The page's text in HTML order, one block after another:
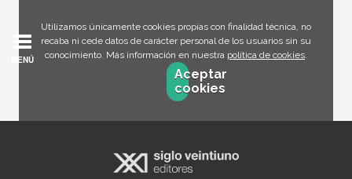
Utilizamos únicamente cookies propias con finalidad técnica, no
recaba ni cede datos de carácter personal de los usuarios sin su
conocimiento. Más información en nuestra política de cookies.
Aceptar
cookies
MENÚ